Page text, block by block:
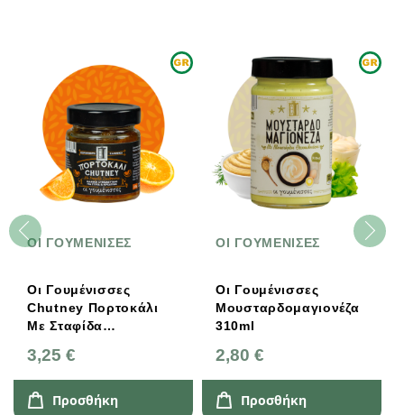
ΟΙ ΓΟΥΜΕΝΙΣΕΣ
Οι Γουμένισσες
Chutney Πορτοκάλι
Με Σταφίδα
3,25 €
Προσθήκη
ΟΙ ΓΟΥΜΕΝΙΣΕΣ
Οι Γουμένισσες
Μουσταρδομαγιονέζα
310ml
2,80 €
Προσθήκη